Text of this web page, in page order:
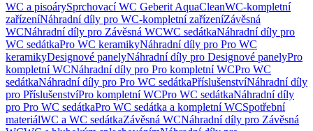
WC a pisoárySprchovací WC Geberit AquaCleanWC-kompletní
zařízeníNáhradní díly pro WC-kompletní zařízeníZávěsná
WCNáhradní díly pro Závěsná WCWC sedátkaNáhradní díly pro
WC sedátkaPro WC keramikyNáhradní díly pro Pro WC
keramikyDesignové panelyNáhradní díly pro Designové panelyPro
kompletní WCNáhradní díly pro Pro kompletní WCPro WC
sedátkaNáhradní díly pro Pro WC sedátkaPříslušenstvíNáhradní díly
pro PříslušenstvíPro kompletní WCPro WC sedátkaNáhradní díly
pro Pro WC sedátkaPro WC sedátka a kompletní WCSpotřební
materiálWC a WC sedátkaZávěsná WCNáhradní díly pro Závěsná